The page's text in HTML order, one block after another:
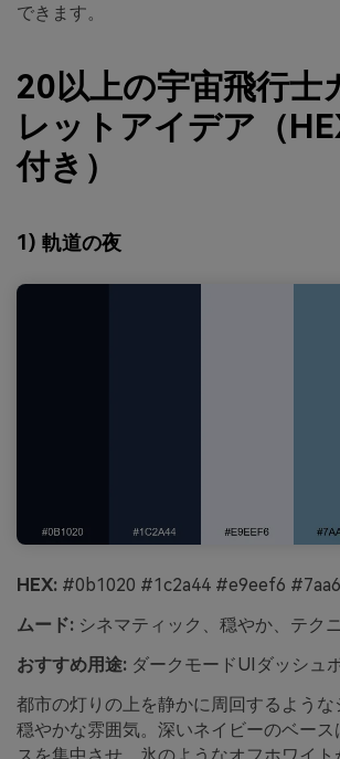
できます。
20以上の宇宙飛行士
レットアイデア（
付き）
1) 軌道の夜
HEX: #0b1020 #1c2a44 #e9eef6
ムード: シネマティック、穏やか、テク
おすすめ用途: ダークモードUIダッシュ
都市の灯りの上を静かに周回するよう
穏やかな雰囲気。深いネイビーのベース
スを集中させ、氷のようなオフホワイ